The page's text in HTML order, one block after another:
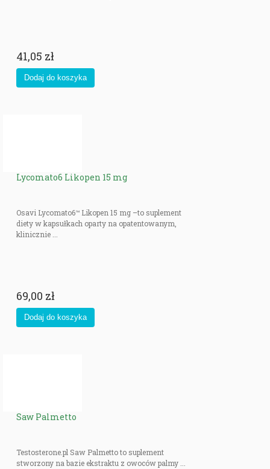
41,05 zł
Lycomato6 Likopen 15 mg
Osavi Lycomato6™ Likopen 15 mg –to suplement
diety w kapsułkach oparty na opatentowanym,
klinicznie ...
69,00 zł
Saw Palmetto
Testosterone.pl Saw Palmetto to suplement
stworzony na bazie ekstraktu z owoców palmy ...